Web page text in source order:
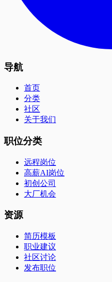
导航
首页
分类
社区
关于我们
职位分类
远程岗位
高薪AI岗位
初创公司
大厂机会
资源
简历模板
职业建议
社区讨论
发布职位